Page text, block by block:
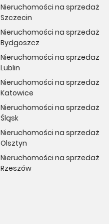
Nieruchomości na sprzedaż
Szczecin
Nieruchomości na sprzedaż
Bydgoszcz
Nieruchomości na sprzedaż
Lublin
Nieruchomości na sprzedaż
Katowice
Nieruchomości na sprzedaż
Śląsk
Nieruchomości na sprzedaż
Olsztyn
Nieruchomości na sprzedaż
Rzeszów